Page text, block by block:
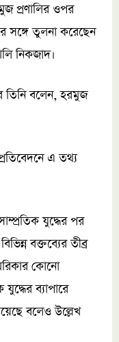
প্রণালির ওপর
সঙ্গে তুলনা করেছেন
নিকজাদ।
তিনি বলেন, হরমুজ
এ তথ্য
যুদ্ধের পর
বক্তব্যের তীব্র
কোনো
ব্যাপারে
বলেও উল্লেখ